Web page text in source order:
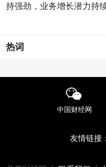
持强劲，业务增长潜力持
热词
中国财经网
友情链接：